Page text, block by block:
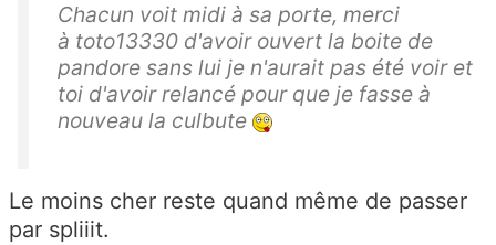
Chacun voit midi à sa porte, merci
à toto13330 d'avoir ouvert la boite de
pandore sans lui je n'aurait pas été voir et
toi d'avoir relancé pour que je fasse à
nouveau la culbute
Le moins cher reste quand même de passer
par spliiit.